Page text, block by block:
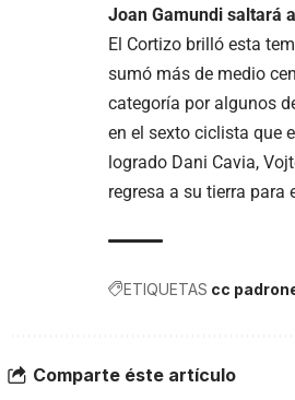
Joan Gamundi saltará
El Cortizo brilló esta
sumó más de medio
categoría por algunos
en el sexto ciclista que
logrado Dani Cavia,
regresa a su tierra para
ETIQUETAS cc
Comparte éste artículo